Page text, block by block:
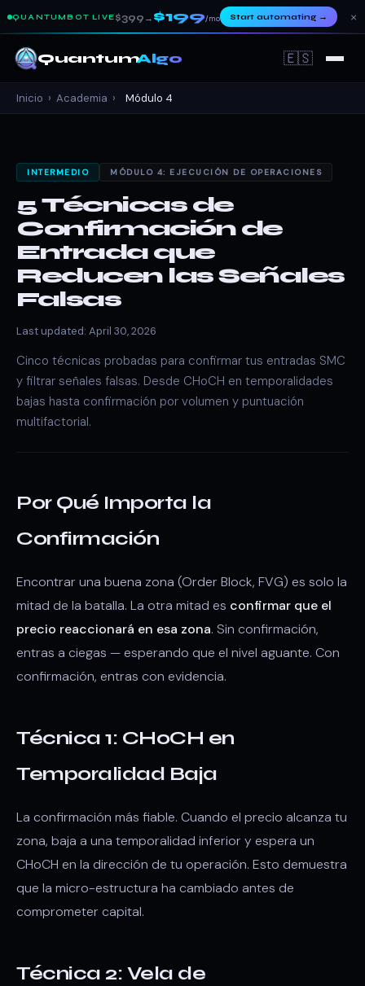
QUANTUMBOT LIVE $399 → $199/mo Start automating→ ×
QuantumAlgo 🇪🇸
Inicio › Academia › Módulo 4
INTERMEDIO MÓDULO 4: EJECUCIÓN DE OPERACIONES
5 Técnicas de
Confirmación de
Entrada que
Reducen las Señales
Falsas
Last updated: April 30, 2026
Cinco técnicas probadas para confirmar tus entradas SMC
y filtrar señales falsas. Desde CHoCH en temporalidades
bajas hasta confirmación por volumen y puntuación
multifactorial.
Por Qué Importa la
Confirmación
Encontrar una buena zona (Order Block, FVG) es solo la
mitad de la batalla. La otra mitad es confirmar que el
precio reaccionará en esa zona. Sin confirmación,
entras a ciegas — esperando que el nivel aguante. Con
confirmación, entras con evidencia.
Técnica 1: CHoCH en
Temporalidad Baja
La confirmación más fiable. Cuando el precio alcanza tu
zona, baja a una temporalidad inferior y espera un
CHoCH en la dirección de tu operación. Esto demuestra
que la micro-estructura ha cambiado antes de
comprometer capital.
Técnica 2: Vela de